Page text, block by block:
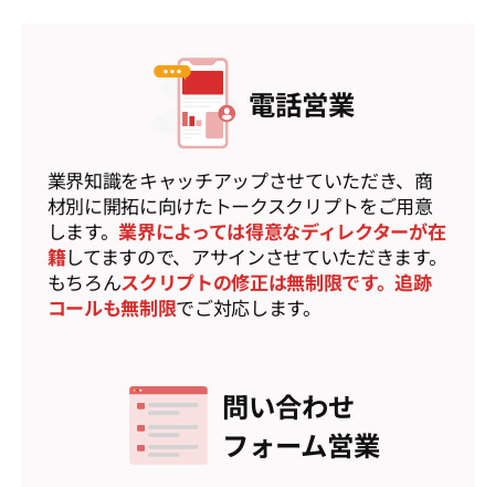
電話営業
業界知識をキャッチアップさせていただき、商
材別に開拓に向けたトークスクリプトをご用意
します。業界によっては得意なディレクターが在
籍してますので、アサインさせていただきます。
もちろんスクリプトの修正は無制限です。追跡
コールも無制限でご対応します。
問い合わせ
フォーム営業